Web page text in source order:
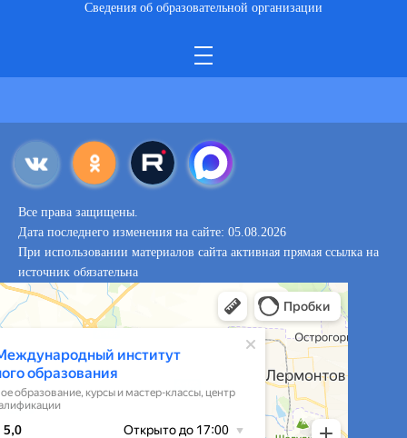
Сведения об образовательной организации
Все права защищены.
Дата последнего изменения на сайте: 05.08.2026
При использовании материалов сайта активная прямая ссылка на
источник обязательна